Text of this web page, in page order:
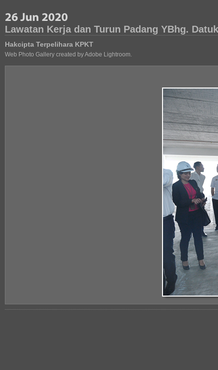
Lawatan Kerja dan Turun Padang YBhg.
Hakcipta Terpelihara KPKT
Web Photo Gallery created by Adobe Lightroom.